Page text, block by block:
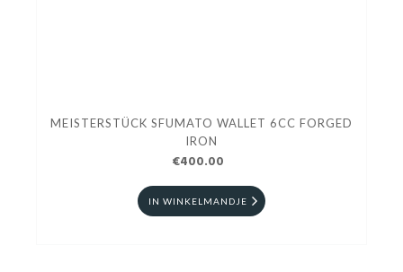
MEISTERSTÜCK SFUMATO WALLET 6CC FORGED
IRON
€400.00
IN WINKELMANDJE